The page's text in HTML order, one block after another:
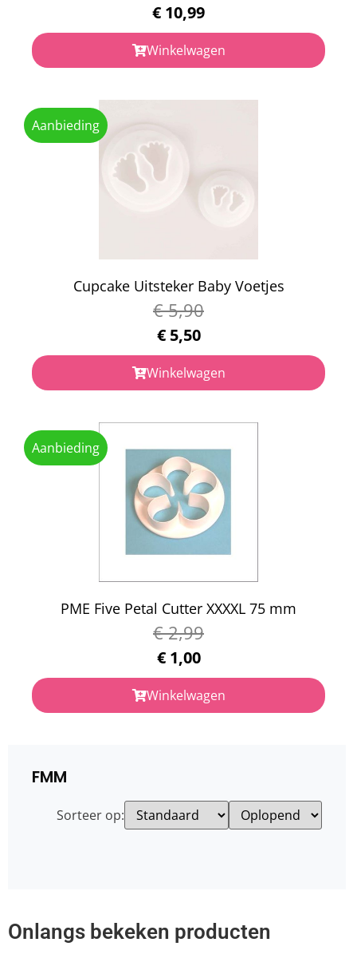
€ 10,99
Winkelwagen
Aanbieding
Cupcake Uitsteker Baby Voetjes
€5,90
€5,50
Winkelwagen
Aanbieding
PME Five Petal Cutter XXXXL 75 mm
€2,99
€1,00
Winkelwagen
FMM
Sorteer op:
Onlangs bekeken producten